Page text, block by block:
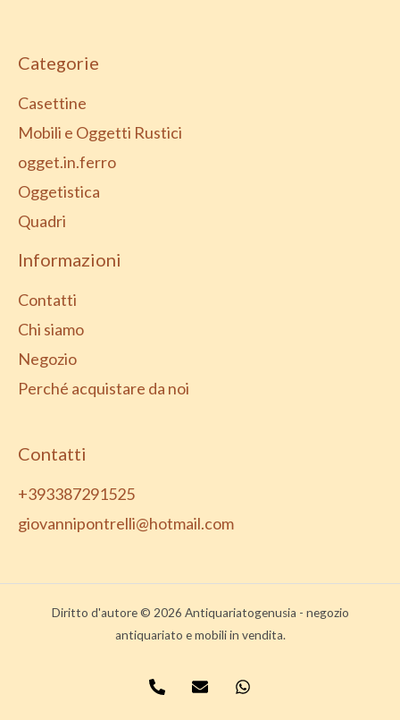
Categorie
Casettine
Mobili e Oggetti Rustici
ogget.in.ferro
Oggetistica
Quadri
Informazioni
Contatti
Chi siamo
Negozio
Perché acquistare da noi
Contatti
+393387291525
giovannipontrelli@hotmail.com
Diritto d'autore © 2026 Antiquariatogenusia - negozio
antiquariato e mobili in vendita.